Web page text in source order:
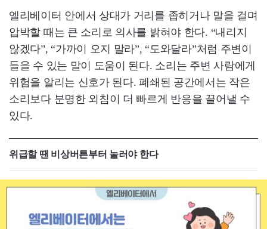
엘리베이터 안에서 상대가 거리를 좁히거나 말을 걸며
압박할 때는 큰 소리로 의사를 밝혀야 한다. “내리지
않겠다”, “가까이 오지 말라”, “도와달라”처럼 주변이
들을 수 있는 말이 도움이 된다. 소리는 주변 사람에게
위험을 알리는 신호가 된다. 폐쇄된 공간에서는 작은
소리보다 분명한 외침이 더 빠르게 반응을 끌어낼 수
있다.
위급할 땐 비상버튼부터 눌러야 한다